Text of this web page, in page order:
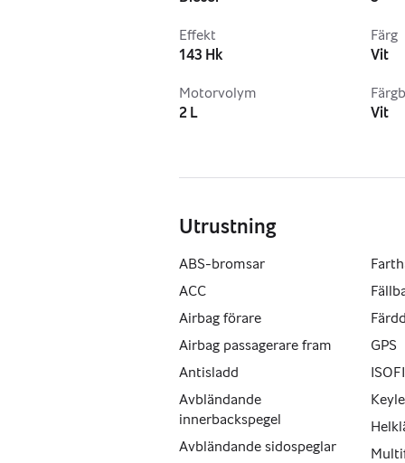
Tel:  0737091901
Effekt
143 Hk
Motorvolym
2 L
Färg
Vit
Vit
Utrustning
ABS-bromsar
ACC
Airbag förare
Airbag passagerare fram
Antisladd
Avbländande
innerbackspegel
Avbländande sidospeglar
GPS